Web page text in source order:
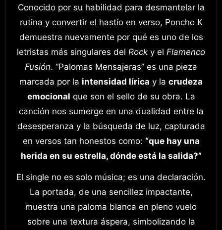
Conocido por su habilidad para desmantelar la
rutina y convertir el hastío en verso, Poncho K
demuestra nuevamente por qué es uno de los
letristas más singulares del Rock y el Flamenco
Fusión. “Palomas Mensajeras” es una pieza
marcada por la intensidad lírica y la crudeza
emocional que son el sello de su obra. La
canción nos sumerge en una dualidad entre la
desesperanza y la búsqueda de luz, capturada
en versos tan honestos como: “que hay una
herida en su estrella, dónde está la salida?”
El single no es solo música; es una declaración.
La portada, de una sencillez impactante,
muestra una paloma blanca en pleno vuelo
sobre una textura áspera, simbolizando la